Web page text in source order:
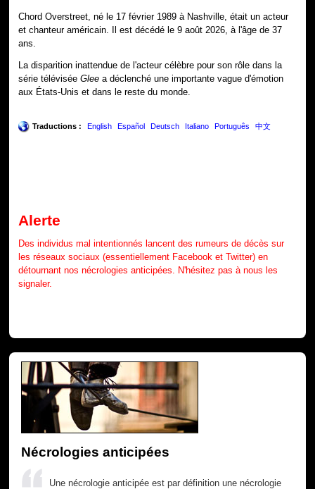
Chord Overstreet, né le 17 février 1989 à Nashville, était un acteur
et chanteur américain. Il est décédé le 9 août 2026, à l'âge de 37
ans.
La disparition inattendue de l'acteur célèbre pour son rôle dans la
série téléviséeGlee a déclenché une importante vague d'émotion
aux États-Unis et dans le reste du monde.
Traductions : English Español Deutsch Italiano Português 中文
Alerte
Des individus mal intentionnés lancent des rumeurs de décès sur
les réseaux sociaux (essentiellement Facebook et Twitter) en
détournant nos nécrologies anticipées. N'hésitez pas à nous les
signaler.
Nécrologies anticipées
Une nécrologie anticipée est par définition une nécrologie